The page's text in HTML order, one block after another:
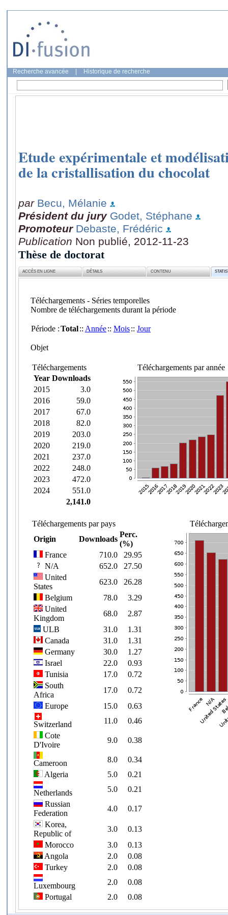
Recherche avancée Historique de recherche
Etude expérimentale et
de la cristallisation du chocolat
par Becu, Mélanie
Président du jury Godet, Stéphane
Promoteur Debaste, Frédéric
Publication Non publié, 2012-11-23
Thèse de doctorat
ACCÈS EN LIGNE DÉTAILS CONTENU